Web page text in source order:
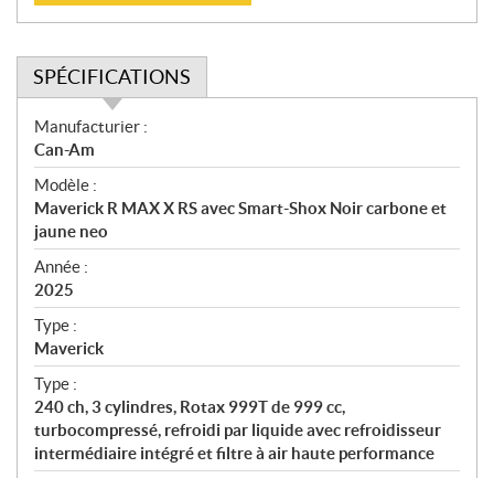
SPÉCIFICATIONS
S
p
é
c
i
f
i
c
a
t
i
o
n
s
Manufacturier :
Can-Am
Modèle :
Maverick R MAX X RS avec Smart-Shox Noir carbone et
jaune neo
Année :
2025
Type :
Maverick
Type :
240 ch, 3 cylindres, Rotax 999T de 999 cc,
turbocompressé, refroidi par liquide avec refroidisseur
intermédiaire intégré et filtre à air haute performance